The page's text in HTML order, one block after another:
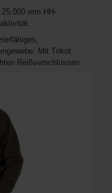
mm HH-
Mit Trikot
Reißverschlüssen.